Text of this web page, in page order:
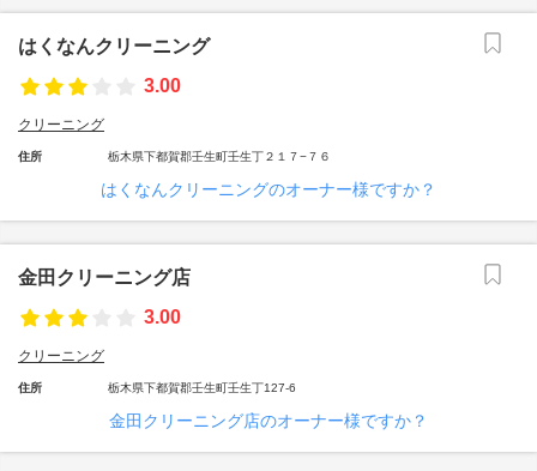
はくなんクリーニング
3.00
クリーニング
住所 栃木県下都賀郡壬生町壬生丁２１７−７６
はくなんクリーニングのオーナー様ですか？
金田クリーニング店
3.00
クリーニング
住所 栃木県下都賀郡壬生町壬生丁127-6
金田クリーニング店のオーナー様ですか？